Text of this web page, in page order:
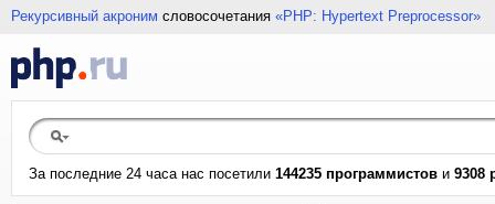
Рекурсивный акроним словосочетания «PHP: Hypertext Preprocessor»
За последние 24 часа нас посетили 144235 программистов и 9308